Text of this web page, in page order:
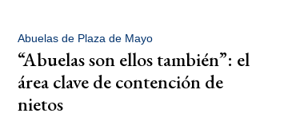
Abuelas de Plaza de Mayo
“Abuelas son ellos también”: el
área clave de contención de
nietos